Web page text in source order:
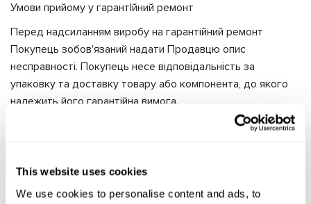
This website uses cookies
We use cookies to personalise content and ads, to
Умови прийому у гарантIйний ремонт
Перед надсиланням виробу на гарантійний ремонт
Покупець зобов'язаний надати Продавцю опис
несправності. Покупець несе відповідальність за
упаковку та доставку товару або компонента, до якого
належить його гарантійна вимога.
Покупець повинен надати повну допомогу Продавцю для
Якщо випадок було визнано гарантійним і при цьому